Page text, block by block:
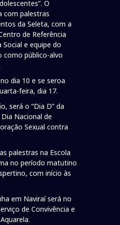
O
com palestras
da Seleta, com a
de Referência
Social e equipe do
como público-alvo
dia 10 e se seroa
feira, dia 17.
será o “Dia D” da
Nacional de
Sexual contra
palestras na Escola
no período matutino
com início às
em Naviraí será no
de Convivência e